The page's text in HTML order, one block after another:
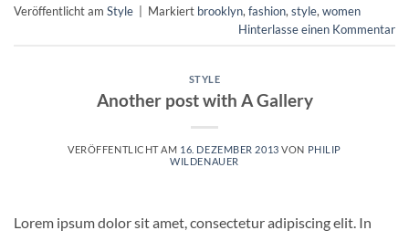
Veröffentlicht am Style Markiert brooklyn, fashion, style, women
Hinterlasse einen Kommentar
STYLE
Another post with A Gallery
VERÖFFENTLICHT AM 16. DEZEMBER 2013 VON PHILIP
WILDENAUER
Lorem ipsum dolor sit amet, consectetur adipiscing elit. In